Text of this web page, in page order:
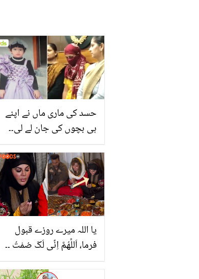
حسد کی ماری ماں نے اپنے
ہی بچوں کی جان لے لی۔۔
مسئلہ تھا؟ پولیس بھی سن
کر کانپ اٹھی
یا اللہ میرے روزے قبول
فرما، اَللَّهُمَّ اِنِّی لَکَ صُمْتُ ۔۔